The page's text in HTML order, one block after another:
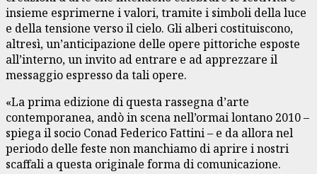
insieme esprimerne i valori, tramite i simboli della luce
e della tensione verso il cielo. Gli alberi costituiscono,
altresì, un’anticipazione delle opere pittoriche esposte
all’interno, un invito ad entrare e ad apprezzare il
messaggio espresso da tali opere.
«La prima edizione di questa rassegna d’arte
contemporanea, andò in scena nell’ormai lontano 2010 –
spiega il socio Conad Federico Fattini – e da allora nel
periodo delle feste non manchiamo di aprire i nostri
scaffali a questa originale forma di comunicazione.